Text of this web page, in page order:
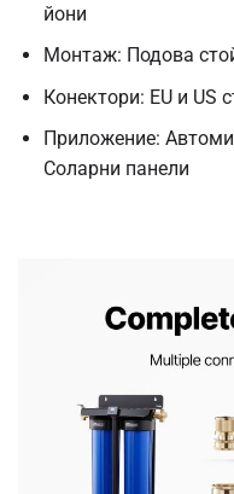
йони
Монтаж: Подова
Конектори: EU и US
Приложение:
Соларни панели